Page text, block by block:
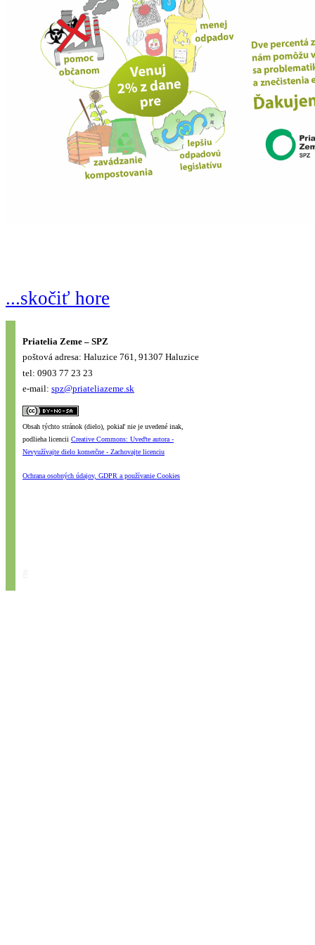
...skočiť hore
Priatelia Zeme – SPZ
poštová adresa: Haluzice 761, 91307 Haluzice
tel: 0903 77 23 23
e-mail: spz@priateliazeme.sk
Obsah týchto stránok (dielo), pokiaľ nie je uvedené inak,
podlieha licencii Creative Commons: Uveďte autora -
Nevyužívajte dielo komerčne - Zachovajte licenciu
Ochrana osobných údajov, GDPR a používanie Cookies